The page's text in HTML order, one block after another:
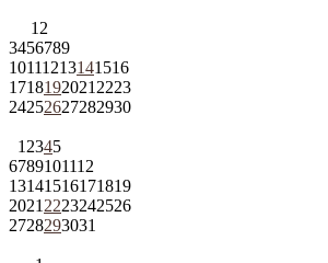
1 2
3456789
10111213141516
1718192021 2223
24252627282930
1 2345
6789101112
13141516171819
2021 2223242526
2728293031